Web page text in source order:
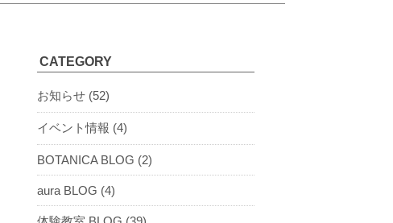
CATEGORY
お知らせ (52)
イベント情報 (4)
BOTANICA BLOG (2)
aura BLOG (4)